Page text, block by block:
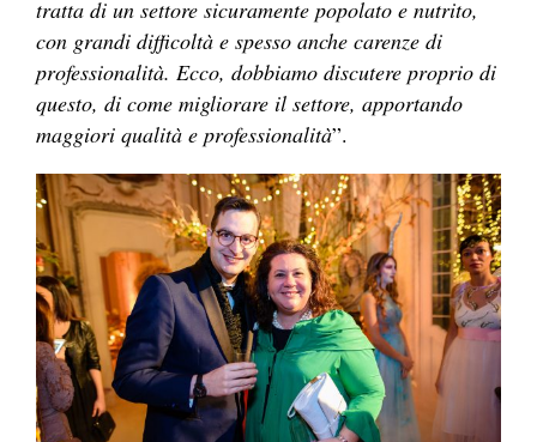
tratta di un settore sicuramente popolato e nutrito,
con grandi difficoltà e spesso anche carenze di
professionalità. Ecco, dobbiamo discutere proprio di
questo, di come migliorare il settore, apportando
maggiori qualità e professionalità”.